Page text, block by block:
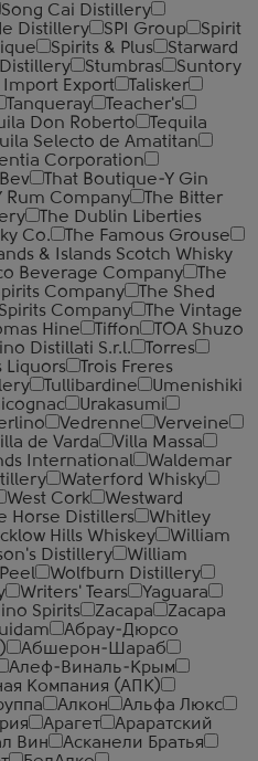
Song Cai Distillery
Distillery SPI Group
Spirit
Spirits & Plus
Starward
Stumbras
Suntory
Import Export
Talisker
Tanqueray
Teacher's
Don Roberto
Tequila
Selecto de Amatitan
Corporation
That Boutique-Y Gin
Rum Company
The Bitter
The Dublin Liberties
Co.
The Famous Grouse
& Islands Scotch Whisky
Beverage Company
The
Company
The Shed
Company
The Vintage
Hine Tiffon
TOA Shuzo
Distillati S.r.l.
Torres
Liquors
Trois Freres
Tullibardine
Umenishiki
Urakasumi
Vedrenne
Verveine
de Varda
Villa Massa
International
Waldemar
Waterford Whisky
West Cork
Westward
Horse Distillers
Whitley
Hills Whiskey
William
Distillery
William
Wolfburn Distillery
Writers' Tears
Yaguara
Spirits Zacapa
Zacapa
Абрау-Дюрсо
Абшерон-Шараб
Алеф-Виналь-Крым
Компания (АПК)
Алкон
Альфа Люкс
Арагет
Араратский
Вин
Асканели Братья